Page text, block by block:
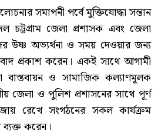
সমাপনী পর্বে মুক্তিযোদ্ধা সন্তান
চট্টগ্রাম জেলা প্রশাসক এবং জেলা
উষ্ণ অভ্যর্থনা ও সময় দেওয়ার জন্য
প্রকাশ করেন। একই সাথে আগামী
বাস্তবায়ন ও সামাজিক কল্যাণমূলক
জেলা ও পুলিশ প্রশাসনের সাথে পূর্ণ
রেখে সংগঠনের সকল কার্যক্রম
ব্যক্ত করেন।